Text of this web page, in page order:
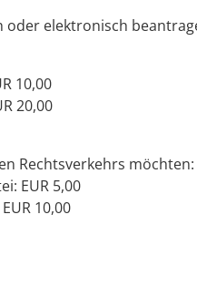
oder elektronisch
10,00
20,00
Rechtsverkehrs möchten:
EUR 5,00
10,00